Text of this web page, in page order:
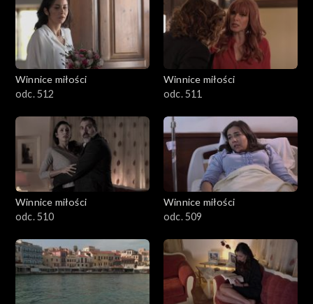
Winnice miłości
odc. 512
Winnice miłości
odc. 511
Winnice miłości
odc. 510
Winnice miłości
odc. 509